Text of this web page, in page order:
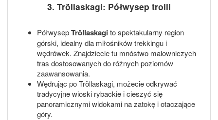
3. Tröllaskagi: Półwysep trolli
PółwysepTröllaskagito spektakularny region
górski, idealny dla miłośników trekkingu i
wędrówek. Znajdziecie tu mnóstwo malowniczych
tras dostosowanych do różnych poziomów
zaawansowania.
Wędrując po Tröllaskagi, możecie odkrywać
tradycyjne wioski rybackie i cieszyć się
panoramicznymi widokami na zatokę i otaczające
góry.